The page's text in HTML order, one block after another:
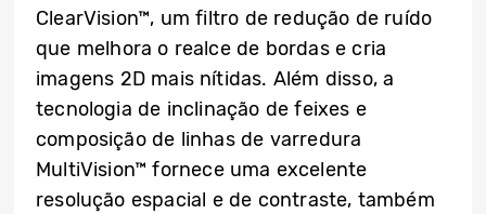
ClearVision™, um filtro de redução de ruído
que melhora o realce de bordas e cria
imagens 2D mais nítidas. Além disso, a
tecnologia de inclinação de feixes e
composição de linhas de varredura
MultiVision™ fornece uma excelente
resolução espacial e de contraste, também